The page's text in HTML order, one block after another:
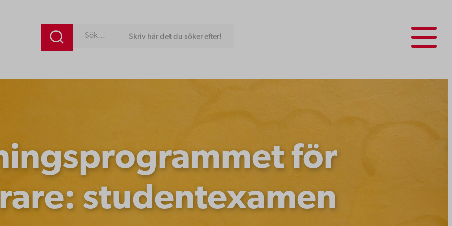
Skriv här det du söker efter!
Menu
för
studentexamen